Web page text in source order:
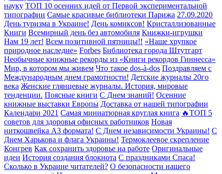
науку ТОП 10 осенних идей от Первой экспериментальной
типографии Самые красивые библиотеки Парижа 27.09.2020
День туризма в Украине! День комиксов! Кристаллизованные
Книги Всемирный день без автомобиля Книжки-игрушки
Нам 19 лет! Всем позитивной пятницы!! «Наше хрупкое
природное наследие» Forbes Библиотека города Штутгарт
Необычные книжные рекорды из «Книги рекордов Гиннесса»
Мир, в котором мы живем Что такое dos-à-dos Поздравляем с
Международным днем грамотности! Детские журналы 20го
века Женские глянцевые журналы. История, мировые
тенденции. Поясные книги С Днем знаний! Осенние
книжные выставки Европы Доставка от нашей типографии
Календари 2021 Самая миниатюрная круглая книга 🔥ТОП 5
советов для здоровья офисных работников Новая
ниткошвейка А3 формата! С Днем независимости Украины! С
Днем Харькова и флага Украины! Термоклеевое скрепление
Конгрев Как сохранить здоровье на работе Оригинальные
идеи История создания блокнота С праздниками Спаса!
Сколько в Украине читателей? О безопасности нашего